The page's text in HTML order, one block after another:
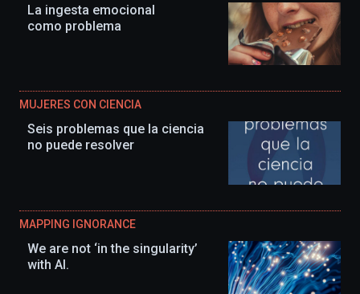
La ingesta emocional
como problema
MUJERES CON CIENCIA
Seis problemas que la ciencia
no puede resolver
MAPPING IGNORANCE
We are not ‘in the singularity’
with AI.